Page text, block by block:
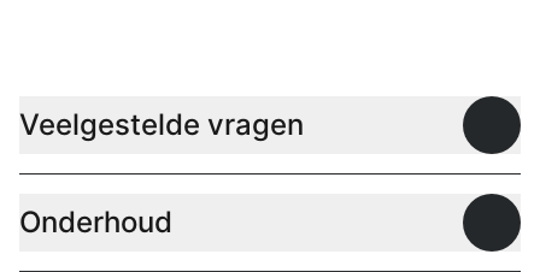
Veelgestelde vragen
Onderhoud